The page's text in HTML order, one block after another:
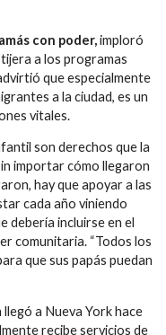
con poder,imploró
a los programas
que especialmente
a la ciudad, es un
vitales.
son derechos que la
importar cómo llegaron
hay que apoyar a las
cada año viniendo
debería incluirse en el
comunitaria. “Todos los
que sus papás puedan
llegó a Nueva York hace
recibe servicios de